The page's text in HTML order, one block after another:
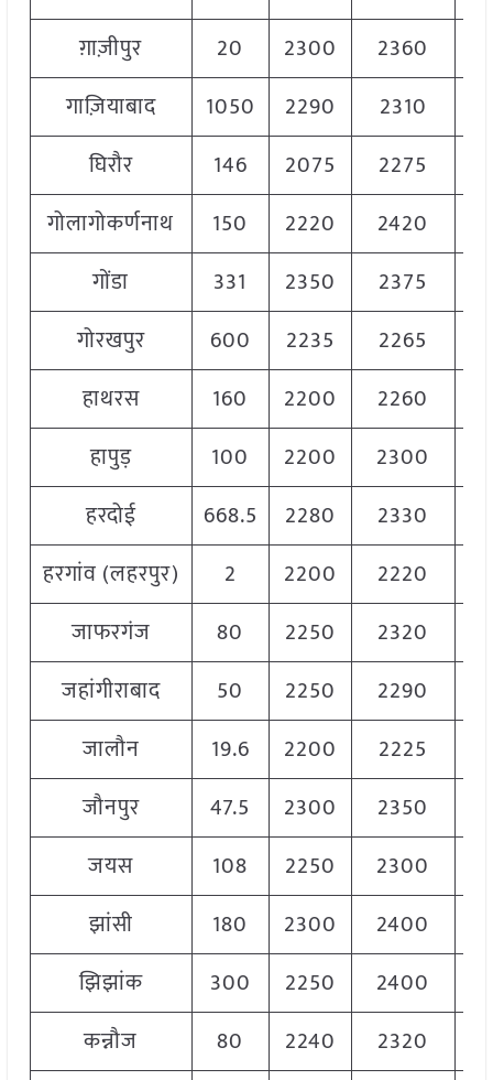
ग़ाज़ीपुर
20 2300 2360
गाज़ियाबाद
1050 2290 2310
घिरौर
146 2075 2275
गोलागोकर्णनाथ
150 2220 2420
गोंडा
331 2350 2375
गोरखपुर
600 2235 2265
हाथरस
160 2200 2260
हापुड़
100 2200 2300
हरदोई
668.5 2280 2330
हरगांव (लहरपुर)
2 2200 2220
जाफरगंज
80 2250 2320
जहांगीराबाद
50 2250 2290
जालौन
19.6 2200 2225
जौनपुर
47.5 2300 2350
जयस
108 2250 2300
झांसी
180 2300 2400
झिझांक
300 2250 2400
कन्नौज
80 2240 2320